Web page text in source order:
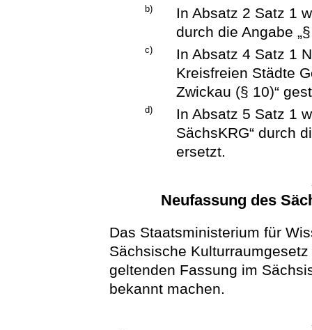
b)
In Absatz 2 Satz 1
durch die Angabe
c)
In Absatz 4 Satz 1
Kreisfreien Städte
Zwickau (§ 10)“
d)
In Absatz 5 Satz 1
SächsKRG“ durch
ersetzt.
Neufassung des
Das Staatsministerium für
Sächsische
geltenden Fassung im
bekannt machen.